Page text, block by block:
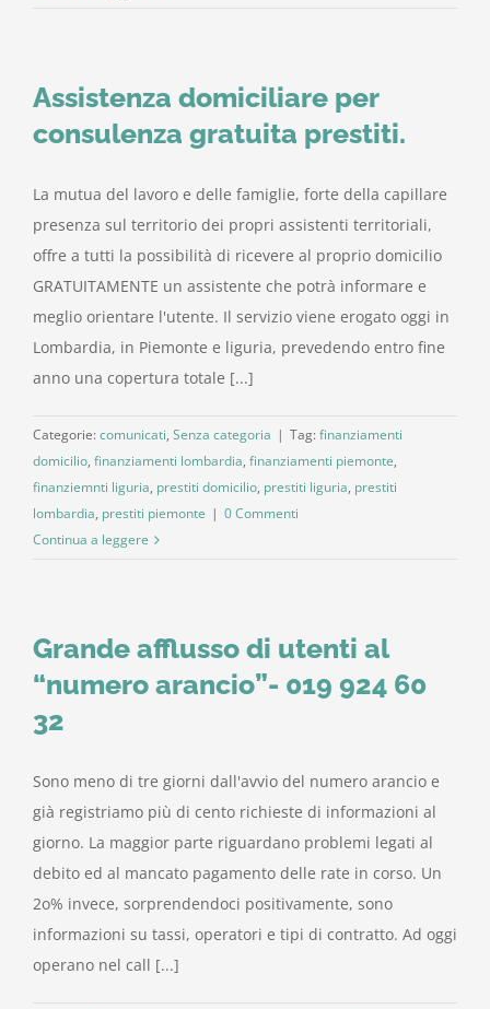
Assistenza domiciliare per
consulenza gratuita prestiti.
La mutua del lavoro e delle famiglie, forte della capillare
presenza sul territorio dei propri assistenti territoriali,
offre a tutti la possibilità di ricevere al proprio domicilio
GRATUITAMENTE un assistente che potrà informare e
meglio orientare l'utente. Il servizio viene erogato oggi in
Lombardia, in Piemonte e liguria, prevedendo entro fine
anno una copertura totale [...]
Categorie: comunicati, Senza categoria | Tag: finanziamenti
domicilio, finanziamenti lombardia, finanziamenti piemonte,
finanziemnti liguria, prestiti domicilio, prestiti liguria, prestiti
lombardia, prestiti piemonte | 0 Commenti
Continua a leggere
Grande afflusso di utenti al
“numero arancio”- 019 924 60
32
Sono meno di tre giorni dall'avvio del numero arancio e
già registriamo più di cento richieste di informazioni al
giorno. La maggior parte riguardano problemi legati al
debito ed al mancato pagamento delle rate in corso. Un
2o% invece, sorprendendoci positivamente, sono
informazioni su tassi, operatori e tipi di contratto. Ad oggi
operano nel call [...]